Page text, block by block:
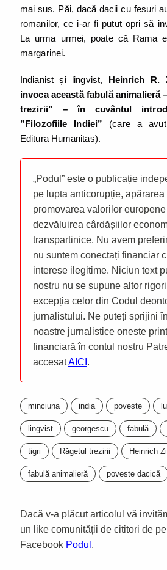
mai sus. Păi, dacă dacii cu fesuri
romanilor, ce i-ar fi putut opri să
La urma urmei, poate că Rama
margarinei.
Indianist și lingvist, Heinrich R.
invoca această fabulă animalieră
trezirii” – în cuvântul
”Filozofiile Indiei” (care a
Editura Humanitas).
„Podul” este o publicație
pe lupta anticorupție,
promovarea valorilor
dezvăluirea cârdășiilor
transpartinice. Nu avem
nu suntem conectați financiar
interese ilegitime. Niciun text
nostru nu se supune altor
excepția celor din Codul
jurnalistului. Ne puteți sprijini
noastre jurnalistice oneste
financiară în contul nostru
accesatAICI .
minciuna india poveste
lingvist georgescu fabulă
tigri Răgetul trezirii Heinrich
fabulă animalieră poveste dacică
Dacă v-a plăcut articolul vă
un like comunității de cititori de
Facebook Podul .